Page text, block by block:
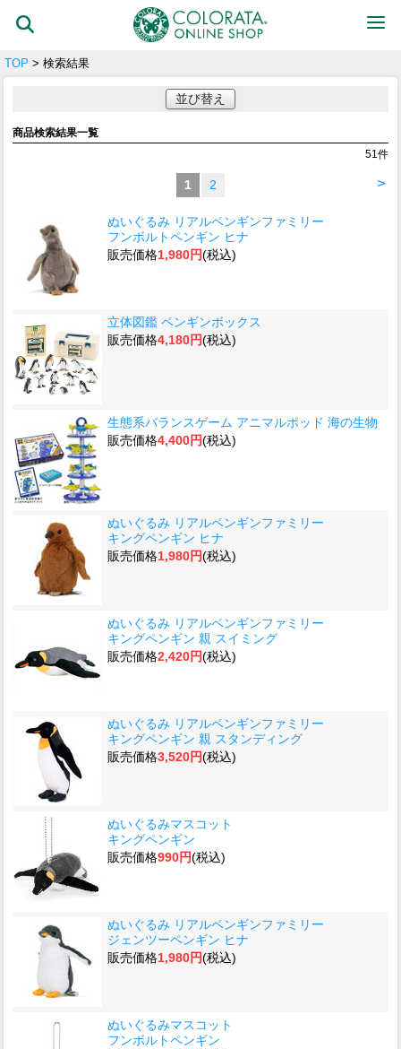
TOP > 検索結果
並び替え
商品検索結果一覧
51件
>
1 2
ぬいぐるみ リアルペンギンファミリー
フンボルトペンギン ヒナ
販売価格1,980円(税込)
立体図鑑 ペンギンボックス
販売価格4,180円(税込)
生態系バランスゲーム アニマルポッド 海の生物
販売価格4,400円(税込)
ぬいぐるみ リアルペンギンファミリー
キングペンギン ヒナ
販売価格1,980円(税込)
ぬいぐるみ リアルペンギンファミリー
キングペンギン 親 スイミング
販売価格2,420円(税込)
ぬいぐるみ リアルペンギンファミリー
キングペンギン 親 スタンディング
販売価格3,520円(税込)
ぬいぐるみマスコット
キングペンギン
販売価格990円(税込)
ぬいぐるみ リアルペンギンファミリー
ジェンツーペンギン ヒナ
販売価格1,980円(税込)
ぬいぐるみマスコット
フンボルトペンギン